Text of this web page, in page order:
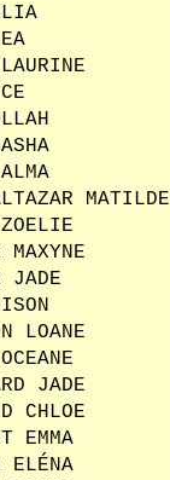
MATILDE
JADE
LOANE
JADE
CHLOE
EMMA
ELÉNA